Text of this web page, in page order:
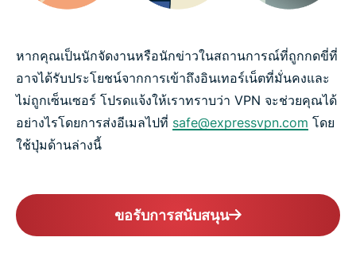
หากคุณเป็นนักจัดงานหรือนักข่าวในสถานการณ์ที่ถูกกดขี่ที่
อาจได้รับประโยชน์จากการเข้าถึงอินเทอร์เน็ตที่มั่นคงและ
ไม่ถูกเซ็นเซอร์ โปรดแจ้งให้เราทราบว่า VPN จะช่วยคุณได้
อย่างไรโดยการส่งอีเมลไปที่ safe@expressvpn.com โดย
ใช้ปุ่มด้านล่างนี้
ขอรับการสนับสนุน